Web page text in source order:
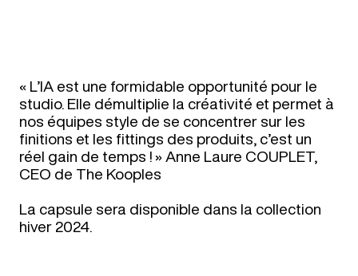
« L’IA est une formidable opportunité pour le
studio. Elle démultiplie la créativité et permet à
nos équipes style de se concentrer sur les
finitions et les fittings des produits, c’est un
réel gain de temps ! » Anne Laure COUPLET,
CEO de The Kooples
La capsule sera disponible dans la collection
hiver 2024.